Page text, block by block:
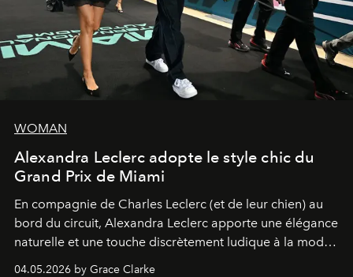
WOMAN
Alexandra Leclerc adopte le style chic du
Grand Prix de Miami
En compagnie de Charles Leclerc (et de leur chien) au
bord du circuit, Alexandra Leclerc apporte une élégance
naturelle et une touche discrètement ludique à la mode
04.05.2026 by Grace Clarke